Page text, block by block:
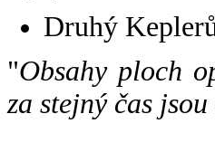
Druhý
"Obsahy ploch
za stejný čas